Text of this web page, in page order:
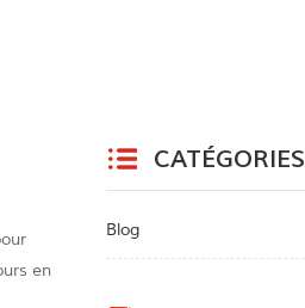
en
CATÉGORIES
Blog